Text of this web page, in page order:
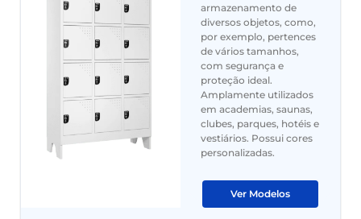
armazenamento de
diversos objetos, como,
por exemplo, pertences
de vários tamanhos,
com segurança e
proteção ideal.
Amplamente utilizados
em academias, saunas,
clubes, parques, hotéis e
vestiários. Possui cores
personalizadas.
Ver Modelos